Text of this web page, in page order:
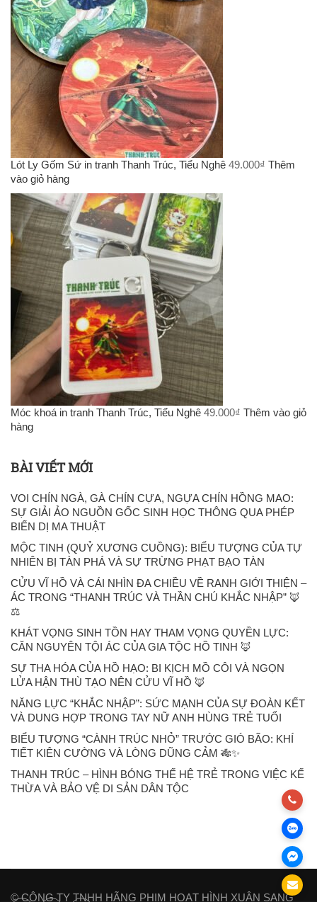
Lót Ly Gốm Sứ in tranh Thanh Trúc, Tiểu Nghê 49.000₫ Thêm
vào giỏ hàng
Móc khoá in tranh Thanh Trúc, Tiểu Nghê 49.000₫ Thêm vào giỏ
hàng
BÀI VIẾT MỚI
VOI CHÍN NGÀ, GÀ CHÍN CỰA, NGỰA CHÍN HỒNG MAO:
SỰ GIẢI ẢO NGUỒN GỐC SINH HỌC THÔNG QUA PHÉP
BIẾN DỊ MA THUẬT
MỘC TINH (QUỶ XƯƠNG CUỒNG): BIỂU TƯỢNG CỦA TỰ
NHIÊN BỊ TÀN PHÁ VÀ SỰ TRỪNG PHẠT BẠO TÀN
CỬU VĨ HỒ VÀ CÁI NHÌN ĐA CHIỀU VỀ RANH GIỚI THIỆN –
ÁC TRONG “THANH TRÚC VÀ THẦN CHÚ KHẮC NHẬP” 🦊
⚖️
KHÁT VỌNG SINH TỒN HAY THAM VỌNG QUYỀN LỰC:
CĂN NGUYÊN TỘI ÁC CỦA GIA TỘC HỒ TINH 🦊
SỰ THA HÓA CỦA HỒ HẠO: BI KỊCH MỒ CÔI VÀ NGỌN
LỬA HẬN THÙ TẠO NÊN CỬU VĨ HỒ 🦊
NĂNG LỰC “KHẮC NHẬP”: SỨC MẠNH CỦA SỰ ĐOÀN KẾT
VÀ DUNG HỢP TRONG TAY NỮ ANH HÙNG TRẺ TUỔI
BIỂU TƯỢNG “CÀNH TRÚC NHỎ” TRƯỚC GIÓ BÃO: KHÍ
TIẾT KIÊN CƯỜNG VÀ LÒNG DŨNG CẢM 🎋✨
THANH TRÚC – HÌNH BÓNG THẾ HỆ TRẺ TRONG VIỆC KẾ
THỪA VÀ BẢO VỆ DI SẢN DÂN TỘC
© CÔNG TY TNHH HÃNG PHIM HOẠT HÌNH XUÂN SANG